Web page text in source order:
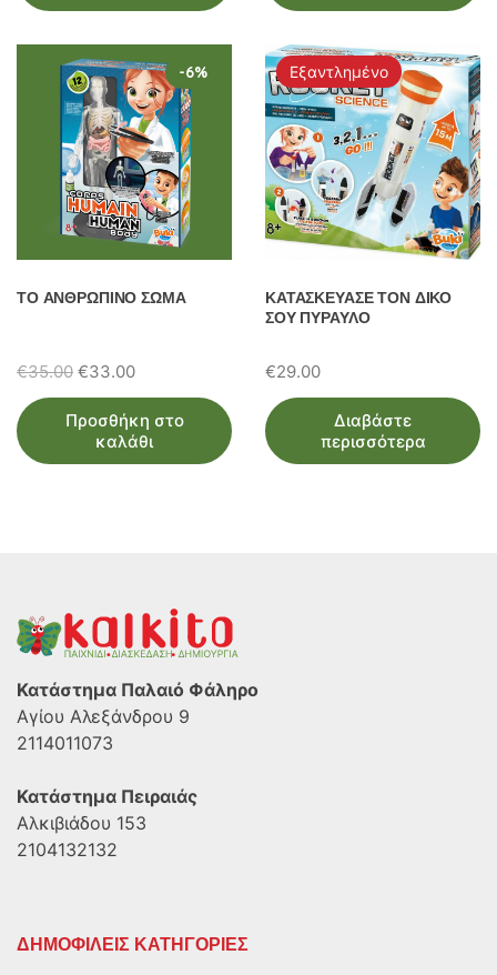
-6%
ΤΟ ΑΝΘΡΩΠΙΝΟ ΣΩΜΑ
€35.00 Original
price
was:
€35.00.
€33.00Η
τρέχουσα
τιμή
είναι:
Προσθήκη στο
καλάθι
Εξαντλημένο
ΚΑΤΑΣΚΕΥΑΣΕ ΤΟΝ ΔΙΚΟ
ΣΟΥ ΠΥΡΑΥΛΟ
€29.00
Διαβάστε
περισσότερα
Κατάστημα Παλαιό Φάληρο
Αγίου Αλεξάνδρου 9
2114011073
Κατάστημα Πειραιάς
Αλκιβιάδου 153
2104132132
ΔΗΜΟΦΙΛΕΙΣ ΚΑΤΗΓΟΡΙΕΣ